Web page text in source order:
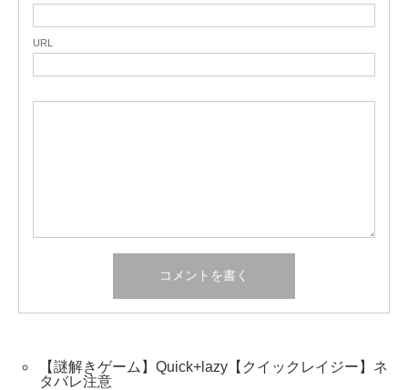
URL
【謎解きゲーム】Quick+lazy【クイックレイジー】ネ
タバレ注意